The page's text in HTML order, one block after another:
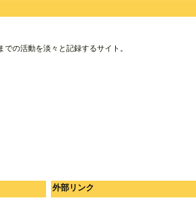
の活動を淡々と記録するサイト。
外部リンク